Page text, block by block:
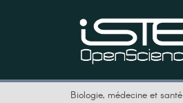
Biologie, médecine et santé